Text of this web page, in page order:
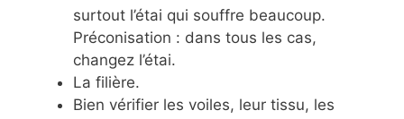
surtout l’étai qui souffre beaucoup.
Préconisation : dans tous les cas,
changez l’étai.
La filière.
Bien vérifier les voiles, leur tissu, les